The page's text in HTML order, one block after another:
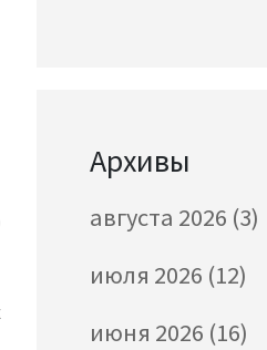
Архивы
августа 2026 (3)
июля 2026 (12)
июня 2026 (16)